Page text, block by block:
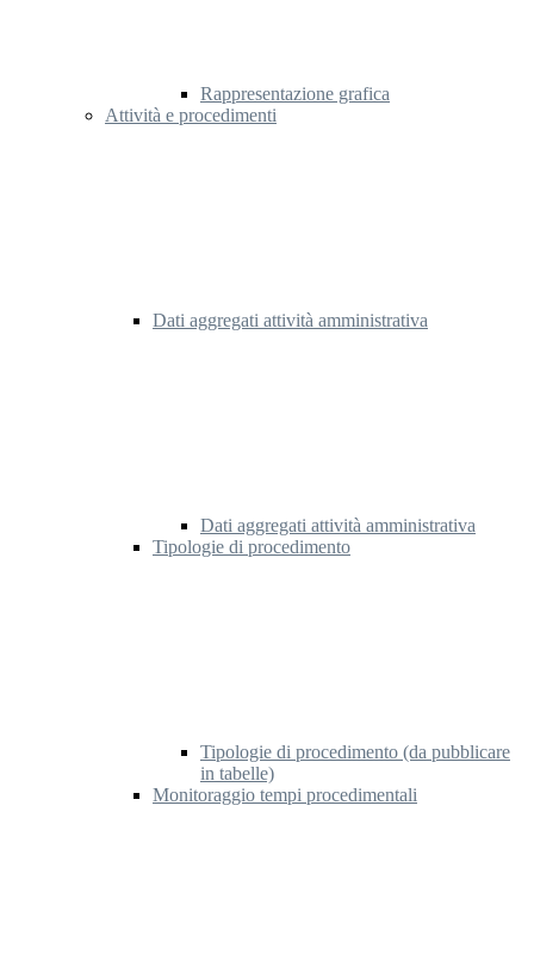
Rappresentazione grafica
Attività e procedimenti
Dati aggregati attività amministrativa
Dati aggregati attività amministrativa
Tipologie di procedimento
Tipologie di procedimento (da pubblicare
in tabelle)
Monitoraggio tempi procedimentali